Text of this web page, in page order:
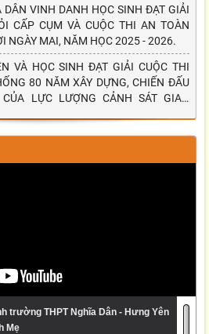
DÂN VINH DANH HỌC SINH ĐẠT GIẢI
NGÀY MAI, NĂM HỌC 2025 - 2026.
VÀ HỌC SINH ĐẠT GIẢI CUỘC THI
80 NĂM XÂY DỰNG, CHIẾN ĐẤU
LỰC LƯỢNG CẢNH SÁT GIAO
trường THPT Nghĩa Dân - Hưng Yên
Mẹ